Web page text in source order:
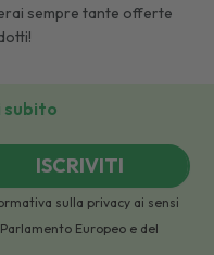
sempre tante offerte
subito
ISCRIVITI
sulla privacy ai sensi
Europeo e del